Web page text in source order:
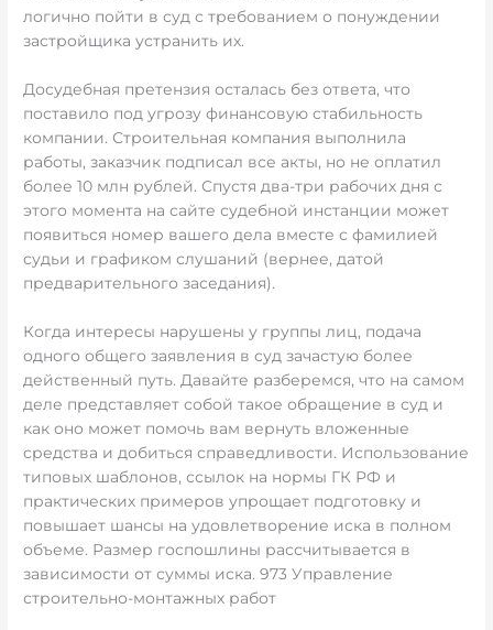
логично пойти в суд с требованием о понуждении
застройщика устранить их.
Досудебная претензия осталась без ответа, что
поставило под угрозу финансовую стабильность
компании. Строительная компания выполнила
работы, заказчик подписал все акты, но не оплатил
более 10 млн рублей. Спустя два-три рабочих дня с
этого момента на сайте судебной инстанции может
появиться номер вашего дела вместе с фамилией
судьи и графиком слушаний (вернее, датой
предварительного заседания).
Когда интересы нарушены у группы лиц, подача
одного общего заявления в суд зачастую более
действенный путь. Давайте разберемся, что на самом
деле представляет собой такое обращение в суд и
как оно может помочь вам вернуть вложенные
средства и добиться справедливости. Использование
типовых шаблонов, ссылок на нормы ГК РФ и
практических примеров упрощает подготовку и
повышает шансы на удовлетворение иска в полном
объеме. Размер госпошлины рассчитывается в
зависимости от суммы иска. 973 Управление
строительно-монтажных работ